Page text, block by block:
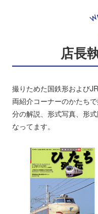
店長
撮りためた国鉄形および
両紹介コーナーのかたち
分の解説、形式写真、形
なってます。